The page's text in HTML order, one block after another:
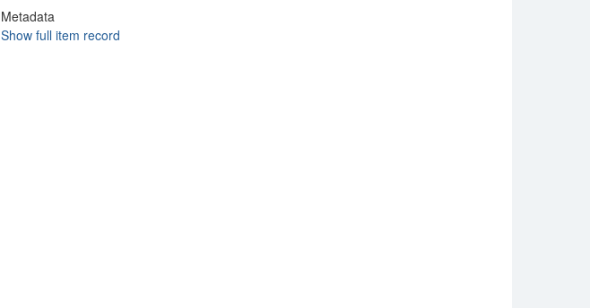
Metadata
Show full item record